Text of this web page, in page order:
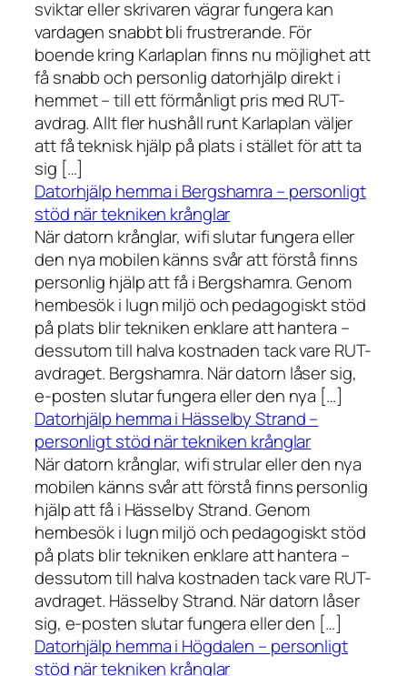
sviktar eller skrivaren vägrar fungera kan
vardagen snabbt bli frustrerande. För
boende kring Karlaplan finns nu möjlighet att
få snabb och personlig datorhjälp direkt i
hemmet – till ett förmånligt pris med RUT-
avdrag. Allt fler hushåll runt Karlaplan väljer
att få teknisk hjälp på plats i stället för att ta
sig […]
Datorhjälp hemma i Bergshamra – personligt
stöd när tekniken krånglar
När datorn krånglar, wifi slutar fungera eller
den nya mobilen känns svår att förstå finns
personlig hjälp att få i Bergshamra. Genom
hembesök i lugn miljö och pedagogiskt stöd
på plats blir tekniken enklare att hantera –
dessutom till halva kostnaden tack vare RUT-
avdraget. Bergshamra. När datorn låser sig,
e-posten slutar fungera eller den nya […]
Datorhjälp hemma i Hässelby Strand –
personligt stöd när tekniken krånglar
När datorn krånglar, wifi strular eller den nya
mobilen känns svår att förstå finns personlig
hjälp att få i Hässelby Strand. Genom
hembesök i lugn miljö och pedagogiskt stöd
på plats blir tekniken enklare att hantera –
dessutom till halva kostnaden tack vare RUT-
avdraget. Hässelby Strand. När datorn låser
sig, e-posten slutar fungera eller den […]
Datorhjälp hemma i Högdalen – personligt
stöd när tekniken krånglar